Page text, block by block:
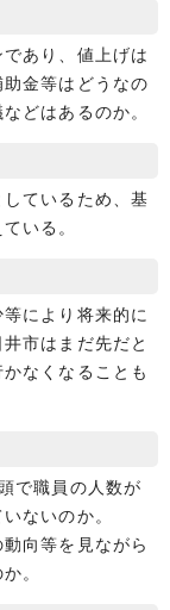
あり、値上げは
金等はどうなの
どはあるのか。
ているため、基
いる。
により将来的に
市はまだ先だと
なくなることも
で職員の人数が
いないのか。
向等を見ながら
。